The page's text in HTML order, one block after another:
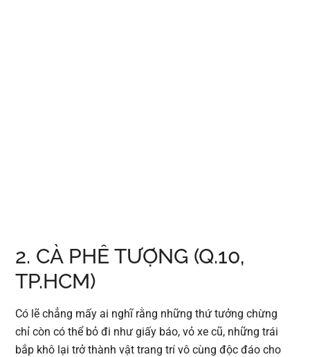
2. CÀ PHÊ TƯỢNG (Q.10,
TP.HCM)
Có lẽ chẳng mấy ai nghĩ rằng những thứ tưởng chừng
chỉ còn có thể bỏ đi như giấy báo, vỏ xe cũ, những trái
bắp khô lại trở thành vật trang trí vô cùng độc đáo cho